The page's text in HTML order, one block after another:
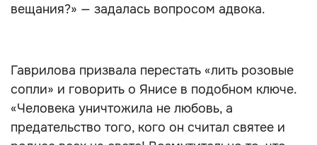
вещания?» — задалась вопросом адвока.
Гаврилова призвала перестать «лить розовые
сопли» и говорить о Янисе в подобном ключе.
«Человека уничтожила не любовь, а
предательство того, кого он считал святее и